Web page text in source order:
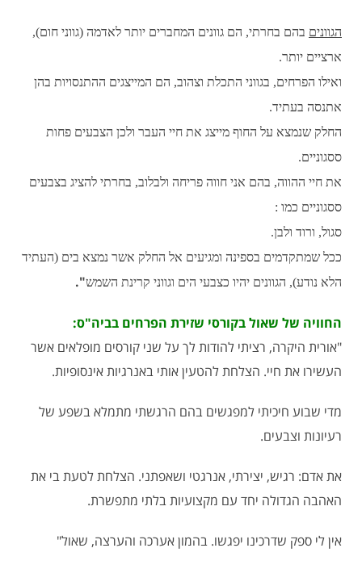
הגוונים בהם בחרתי, הם גוונים המחברים יותר לאדמה (גווני חום),
ארציים יותר.
ואילו הפרחים, בגווני התכלת וצהוב, הם המייצגים ההתנסויות בהן
אתנסה בעתיד.
החלק שנמצא על החוף מייצג את חיי העבר ולכן הצבעים פחות
ססגוניים.
את חיי ההווה, בהם אני חווה פריחה ולבלוב, בחרתי להציג בצבעים
ססגוניים כמו :
סגול, ורוד ולבן.
ככל שמתקדמים בספינה ומגיעים אל החלק אשר נמצא בים (העתיד
הלא נודע), הגוונים יהיו כצבעי הים וגווני קרינת השמש".
החוויה של שאול בקורסי שזירת הפרחים בביה"ס:
"אורית היקרה, רציתי להודות לך על שני קורסים מופלאים אשר
העשירו את חיי. הצלחת להטעין אותי באנרגיות אינסופיות.
מדי שבוע חיכיתי למפגשים בהם הרגשתי מתמלא בשפע של
רעיונות וצבעים.
את אדם: רגיש, יצירתי, אנרגטי ושאפתני. הצלחת לטעת בי את
האהבה הגדולה יחד עם מקצועיות בלתי מתפשרת.
אין לי ספק שדרכינו יפגשו. בהמון אערכה והערצה, שאול"